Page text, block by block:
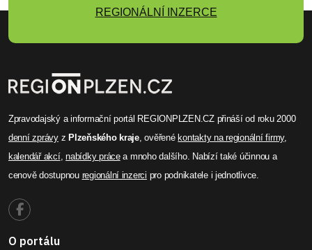
REGIONÁLNÍ INZERCE
Zpravodajský a informační portál REGIONPLZEN.CZ přináší od roku 2000
denní zprávyz Plzeňského kraje, ověřené kontakty na regionální firmy,
kalendář akcí,nabídky prácea mnoho dalšího. Nabízí také účinnou a
cenově dostupnou regionální inzerci pro podnikatele i jednotlivce.
O portálu